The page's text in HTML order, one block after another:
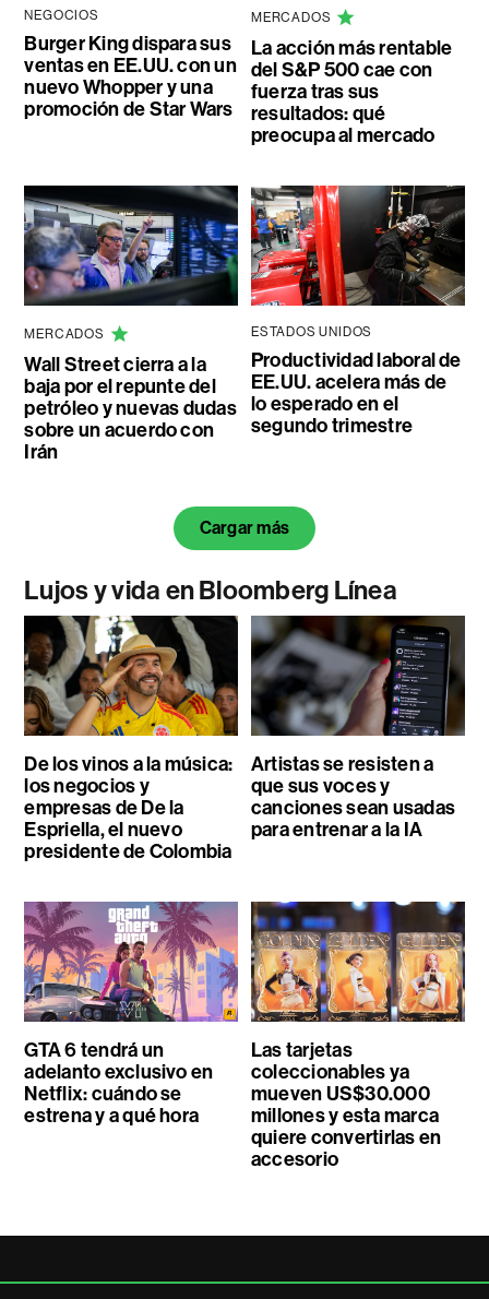
NEGOCIOS
Burger King dispara sus
ventas en EE.UU. con un
nuevo Whopper y una
promoción de Star Wars
MERCADOS
La acción más rentable
del S&P 500 cae con
fuerza tras sus
resultados: qué
preocupa al mercado
MERCADOS
Wall Street cierra a la
baja por el repunte del
petróleo y nuevas dudas
sobre un acuerdo con
Irán
ESTADOS UNIDOS
Productividad laboral de
EE.UU. acelera más de
lo esperado en el
segundo trimestre
Cargar más
Lujos y vida en Bloomberg Línea
De los vinos a la música:
los negocios y
empresas de De la
Espriella, el nuevo
presidente de Colombia
Artistas se resisten a
que sus voces y
canciones sean usadas
para entrenar a la IA
GTA 6 tendrá un
adelanto exclusivo en
Netflix: cuándo se
estrena y a qué hora
Las tarjetas
coleccionables ya
mueven US$30.000
millones y esta marca
quiere convertirlas en
accesorio